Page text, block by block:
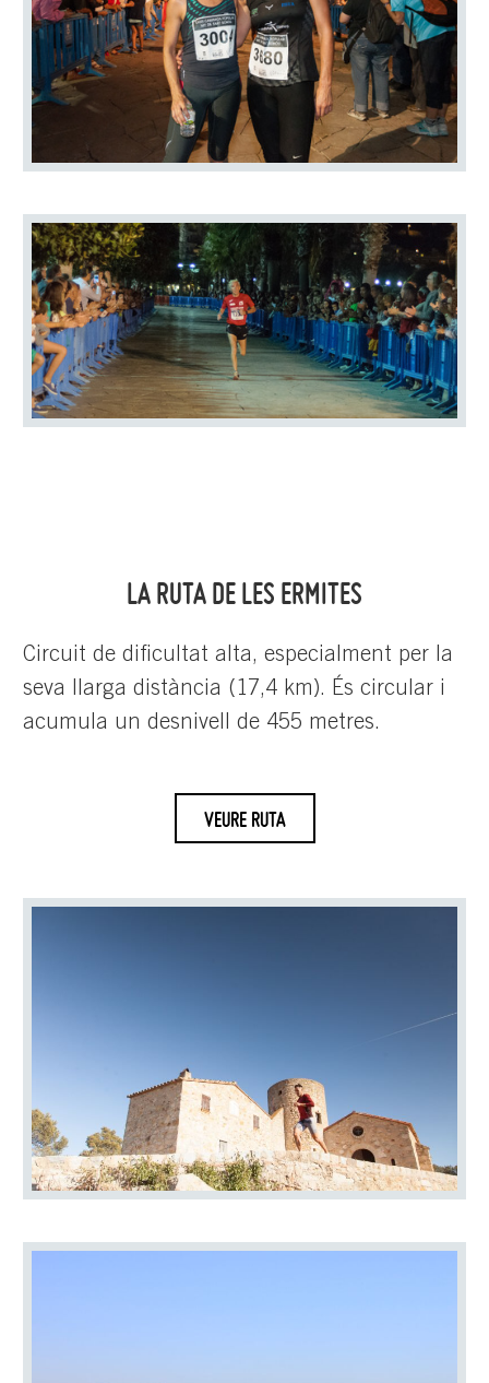
LA RUTA DE LES ERMITES
Circuit de dificultat alta, especialment per la
seva llarga distància (17,4 km). És circular i
acumula un desnivell de 455 metres.
VEURE RUTA